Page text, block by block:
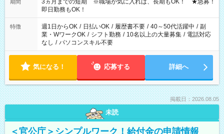
期間
3ヵ月までの短期 ※職場が気に入れば、長期もOK！ ★急募！
即日勤務もOK！
特徴 週1日からOK / 日払いOK / 履歴書不要 / 40～50代活躍中 / 副
業・WワークOK / シフト勤務 / 10名以上の大量募集 / 電話対応
なし / パソコンスキル不要
気になる！ 応募する 詳細へ
掲載日：2026.08.05
未読
＜官公庁＞シンプルワーク！給付金の申請情報